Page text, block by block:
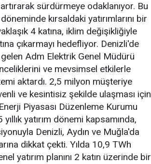
sürdürmeye odaklanıyor. Bu
kırsaldaki yatırımlarını bir
4 katına, iklim değişikliğiyle
çıkarmayı hedefliyor. Denizli'de
Adm Elektrik Genel Müdürü
ve mevsimsel etkilerle
aktardı. 2,5 milyon müşteriye
ve kesintisiz şekilde ulaşması için
Piyasası Düzenleme Kurumu
yatırım dönemi kapsamında,
Denizli, Aydın ve Muğla'da
dikkat çekti. Yılda 10,9 TWh
yatırım planını 2 katın üzerinde bir